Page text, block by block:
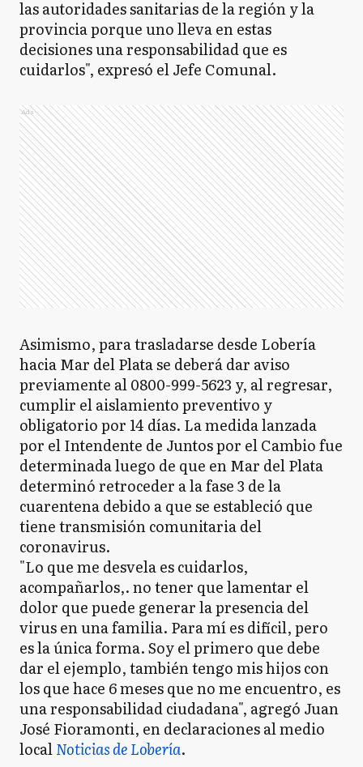
las autoridades sanitarias de la región y la
provincia porque uno lleva en estas
decisiones una responsabilidad que es
cuidarlos", expresó el Jefe Comunal.
Ads
Asimismo, para trasladarse desde Lobería
hacia Mar del Plata se deberá dar aviso
previamente al 0800-999-5623 y, al regresar,
cumplir el aislamiento preventivo y
obligatorio por 14 días. La medida lanzada
por el Intendente de Juntos por el Cambio fue
determinada luego de que en Mar del Plata
determinó retroceder a la fase 3 de la
cuarentena debido a que se estableció que
tiene transmisión comunitaria del
coronavirus.
"Lo que me desvela es cuidarlos,
acompañarlos,. no tener que lamentar el
dolor que puede generar la presencia del
virus en una familia. Para mí es difícil, pero
es la única forma. Soy el primero que debe
dar el ejemplo, también tengo mis hijos con
los que hace 6 meses que no me encuentro, es
una responsabilidad ciudadana", agregó Juan
José Fioramonti, en declaraciones al medio
localNoticias de Lobería.